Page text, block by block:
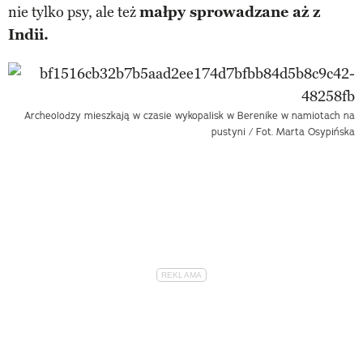
nie tylko psy, ale teżmałpy sprowadzane aż z
Indii.
Archeolodzy mieszkają w czasie wykopalisk w Berenike w namiotach na
pustyni / Fot. Marta Osypińska